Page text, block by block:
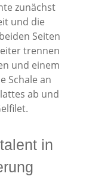
zunächst
und die
Seiten
trennen
und einem
Schale an
ab und
in